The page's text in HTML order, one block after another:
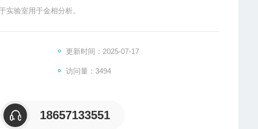
实验室用于金相分析。
更新时间：2025-07-17
访问量：3494
18657133551